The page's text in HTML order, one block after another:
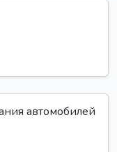
автомобилей